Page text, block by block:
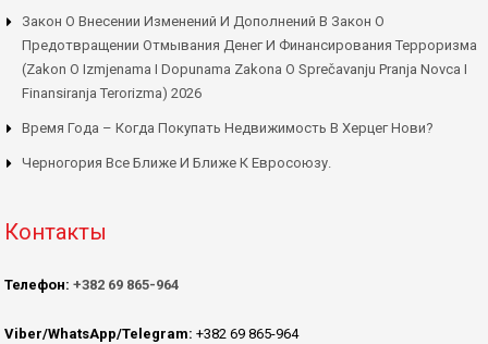
Закон О Внесении Изменений И Дополнений В Закон О
Предотвращении Отмывания Денег И Финансирования Терроризма
(Zakon O Izmjenama I Dopunama Zakona O Sprečavanju Pranja Novca I
Finansiranja Terorizma) 2026
Время Года – Когда Покупать Недвижимость В Херцег Нови?
Черногория Все Ближе И Ближе К Евросоюзу.
Контакты
Телефон: +382 69 865-964
Viber/WhatsApp/Telegram: +382 69 865-964